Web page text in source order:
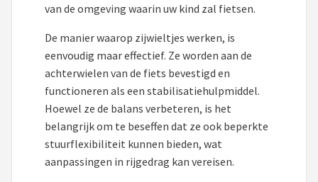
van de omgeving waarin uw kind zal fietsen.
De manier waarop zijwieltjes werken, is
eenvoudig maar effectief. Ze worden aan de
achterwielen van de fiets bevestigd en
functioneren als een stabilisatiehulpmiddel.
Hoewel ze de balans verbeteren, is het
belangrijk om te beseffen dat ze ook beperkte
stuurflexibiliteit kunnen bieden, wat
aanpassingen in rijgedrag kan vereisen.